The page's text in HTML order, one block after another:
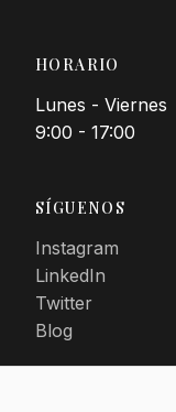
HORARIO
Lunes - Viernes
9:00 - 17:00
SÍGUENOS
Instagram
LinkedIn
Twitter
Blog